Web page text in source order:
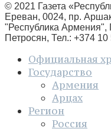
© 2021 Газета
Ереван, 0024, пр.
"Республика Армения",
Петросян, Тел.: +374
Официальная
Государство
Армения
Арцах
Регион
Россия